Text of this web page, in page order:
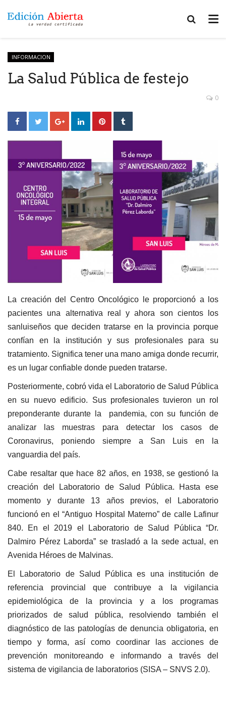
INFORMACION
La Salud Pública de festejo
0
La creación del Centro Oncológico le proporcionó a los
pacientes una alternativa real y ahora son cientos los
sanluiseños que deciden tratarse en la provincia porque
confían en la institución y sus profesionales para su
tratamiento. Significa tener una mano amiga donde recurrir,
es un lugar confiable donde pueden tratarse.
Posteriormente, cobró vida el Laboratorio de Salud Pública
en su nuevo edificio. Sus profesionales tuvieron un rol
preponderante durante la pandemia, con su función de
analizar las muestras para detectar los casos de
Coronavirus, poniendo siempre a San Luis en la
vanguardia del país.
Cabe resaltar que hace 82 años, en 1938, se gestionó la
creación del Laboratorio de Salud Pública. Hasta ese
momento y durante 13 años previos, el Laboratorio
funcionó en el “Antiguo Hospital Materno” de calle Lafinur
840. En el 2019 el Laboratorio de Salud Pública “Dr.
Dalmiro Pérez Laborda” se trasladó a la sede actual, en
Avenida Héroes de Malvinas.
El Laboratorio de Salud Pública es una institución de
referencia provincial que contribuye a la vigilancia
epidemiológica de la provincia y a los programas
priorizados de salud pública, resolviendo también el
diagnóstico de las patologías de denuncia obligatoria, en
tiempo y forma, así como coordinar las acciones de
prevención monitoreando e informando a través del
sistema de vigilancia de laboratorios (SISA – SNVS 2.0).